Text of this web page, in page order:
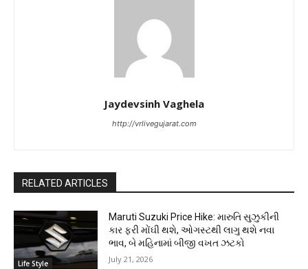
Jaydevsinh Vaghela
http://vrlivegujarat.com
RELATED ARTICLES
Life Style
Maruti Suzuki Price Hike: મારુતિ સુઝુકીની
કાર ફરી મોંઘી થશે, ઓગસ્ટથી લાગુ થશે નવા
ભાવ, બે મહિનામાં બીજી વખત ઝટકો
July 21, 2026